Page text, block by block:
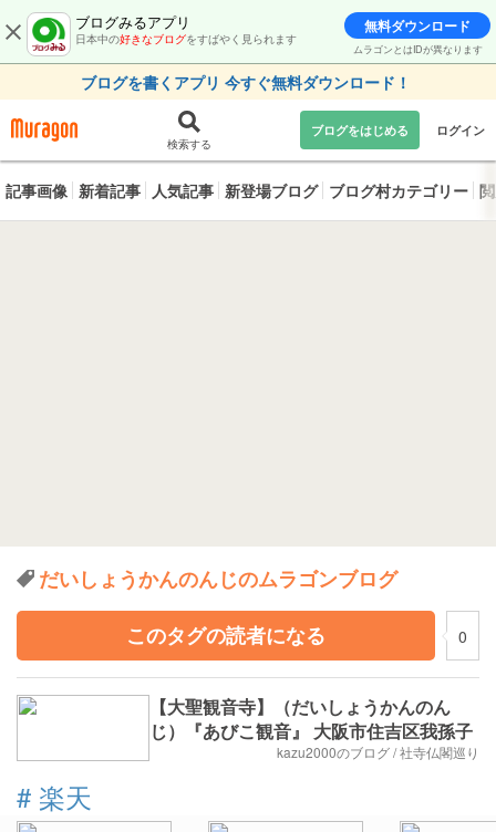
ブログみるアプリ
日本中の好きなブログをすばやく見られます
無料ダウンロード
ムラゴンとはIDが異なります
ブログを書くアプリ 今すぐ無料ダウンロード！
検索する
ブログをはじめる ログイン
記事画像 新着記事 人気記事 新登場ブログ ブログ村カテゴリー
だいしょうかんのんじのムラゴンブログ
このタグの読者になる
0
【大聖観音寺】（だいしょうかんのん
じ）『あびこ観音』 大阪市住吉区我孫子
kazu2000のブログ / 社寺仏閣巡り
# 楽天